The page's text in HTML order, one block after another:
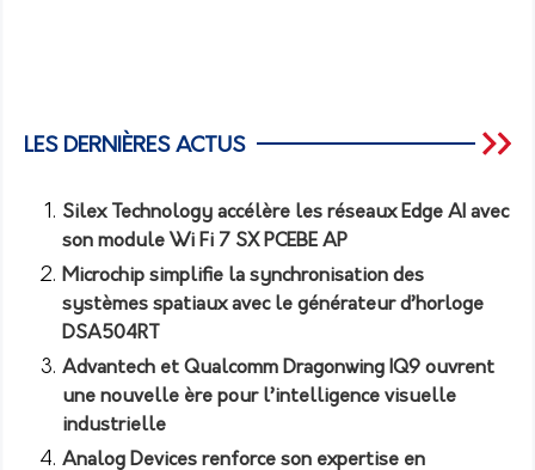
LES DERNIÈRES ACTUS
Silex Technology accélère les réseaux Edge AI avec
son module Wi Fi 7 SX PCEBE AP
Microchip simplifie la synchronisation des
systèmes spatiaux avec le générateur d’horloge
DSA504RT
Advantech et Qualcomm Dragonwing IQ9 ouvrent
une nouvelle ère pour l’intelligence visuelle
industrielle
Analog Devices renforce son expertise en